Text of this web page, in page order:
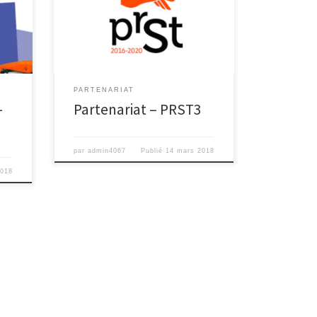
France. le 3ème Plan régional santé
au travail (PRST 3) a pour objectif de
définir la politique régionale de santé
au travail pour la période 2016-2020
PARTENARIAT
Partenariat – PRST3
paradmin4067 Publié 14 mars 2018